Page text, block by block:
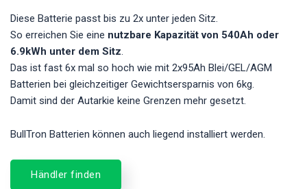
Diese Batterie passt bis zu 2x unter jeden Sitz.
So erreichen Sie eine nutzbare Kapazität von 540Ah oder
6.9kWh unter dem Sitz.
Das ist fast 6x mal so hoch wie mit 2x95Ah Blei/GEL/AGM
Batterien bei gleichzeitiger Gewichtsersparnis von 6kg.
Damit sind der Autarkie keine Grenzen mehr gesetzt.
BullTron Batterien können auch liegend installiert werden.
Händler finden